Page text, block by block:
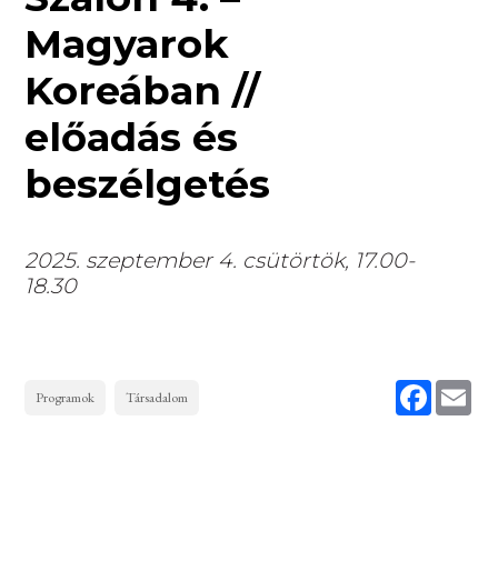
Magyarok
Koreában //
előadás és
beszélgetés
2025. szeptember 4. csütörtök, 17.00-
18.30
Facebook
Programok Társadalom